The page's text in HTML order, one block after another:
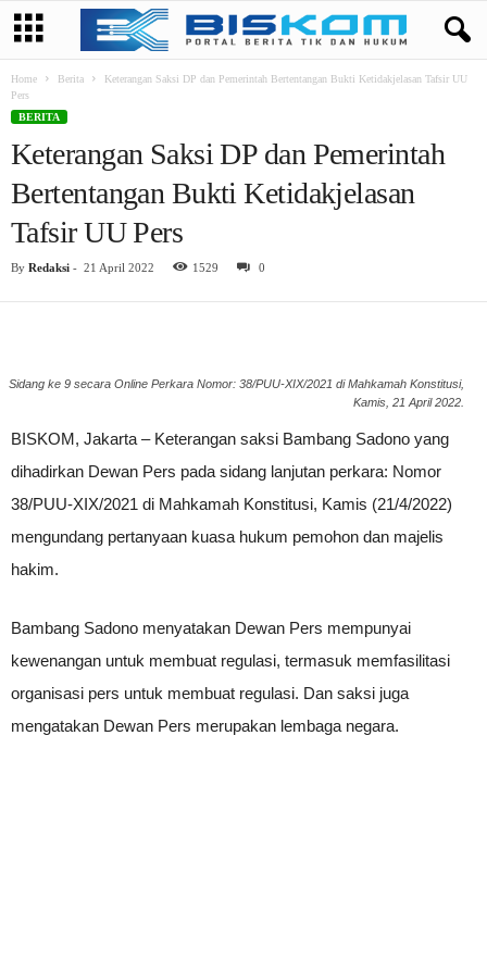
Home Berita
Keterangan Saksi DP dan Pemerintah Bertentangan Bukti Ketidakjelasan Tafsir UU
Pers
BERITA
Keterangan Saksi DP dan Pemerintah
Bertentangan Bukti Ketidakjelasan
Tafsir UU Pers
By Redaksi - 21 April 2022 1529 0
Sidang ke 9 secara Online Perkara Nomor: 38/PUU-XIX/2021 di Mahkamah Konstitusi,
Kamis, 21 April 2022.
BISKOM, Jakarta – Keterangan saksi Bambang Sadono yang
dihadirkan Dewan Pers pada sidang lanjutan perkara: Nomor
38/PUU-XIX/2021 di Mahkamah Konstitusi, Kamis (21/4/2022)
mengundang pertanyaan kuasa hukum pemohon dan majelis
hakim.
Bambang Sadono menyatakan Dewan Pers mempunyai
kewenangan untuk membuat regulasi, termasuk memfasilitasi
organisasi pers untuk membuat regulasi. Dan saksi juga
mengatakan Dewan Pers merupakan lembaga negara.